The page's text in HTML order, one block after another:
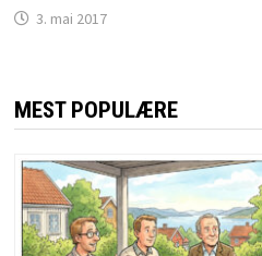
3. mai 2017
MEST POPULÆRE